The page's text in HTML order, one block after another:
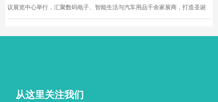
议展览中心举行，汇聚数码电子、智能生活与汽车用品千余家展商，打造圣诞
黄金档科技车品一站式采购盛会，欢迎观众与买家到场体验交流，共赴年度科
从这里关注我们